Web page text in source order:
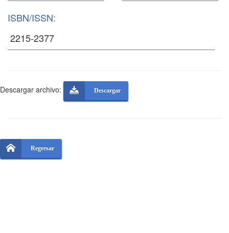
ISBN/ISSN:
Descargar archivo: Descargar
Regresar